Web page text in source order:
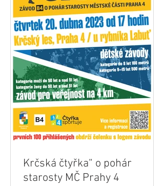
Krčská čtyřka“ o pohár
starosty MČ Prahy 4